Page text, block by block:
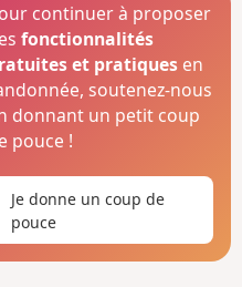
continuer à proposer
fonctionnalités
et pratiques en
soutenez-nous
donnant un petit coup
pouce !
Je donne un coup de
pouce